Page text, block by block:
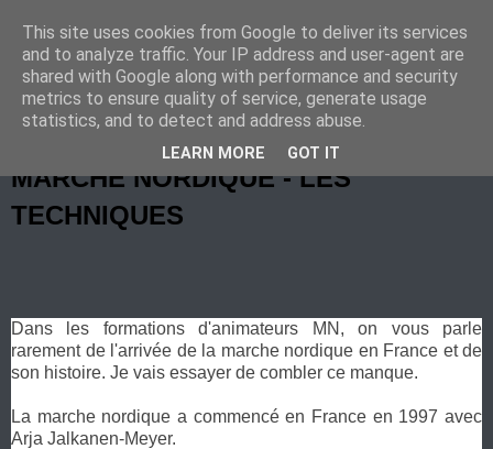
Marche Nordique au RIF
dimanche 17 septembre 2017
MARCHE NORDIQUE - LES
TECHNIQUES
Dans les formations d'animateurs MN, on vous parle
rarement de l'arrivée de la marche nordique en France et de
son histoire. Je vais essayer de combler ce manque.
La marche nordique a commencé en France en 1997 avec
Arja Jalkanen-Meyer.
This site uses cookies from Google to deliver its services
and to analyze traffic. Your IP address and user-agent are
shared with Google along with performance and security
metrics to ensure quality of service, generate usage
statistics, and to detect and address abuse.
LEARN MORE GOT IT